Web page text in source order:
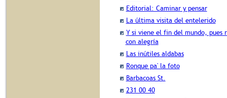
Editorial: Caminar y pensar
La última visita del entelerido
Y si viene el fin del mundo, pues
con alegría
Las inútiles aldabas
Ronque pa' la foto
Barbacoas St.
231 00 40